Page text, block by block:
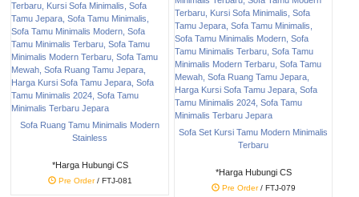
Sofa Ruang Tamu Minimalis Modern
Stainless
*Harga Hubungi CS
Pre Order/ FTJ-081
Sofa Set Kursi Tamu Modern Minimalis
Terbaru
*Harga Hubungi CS
Pre Order/ FTJ-079